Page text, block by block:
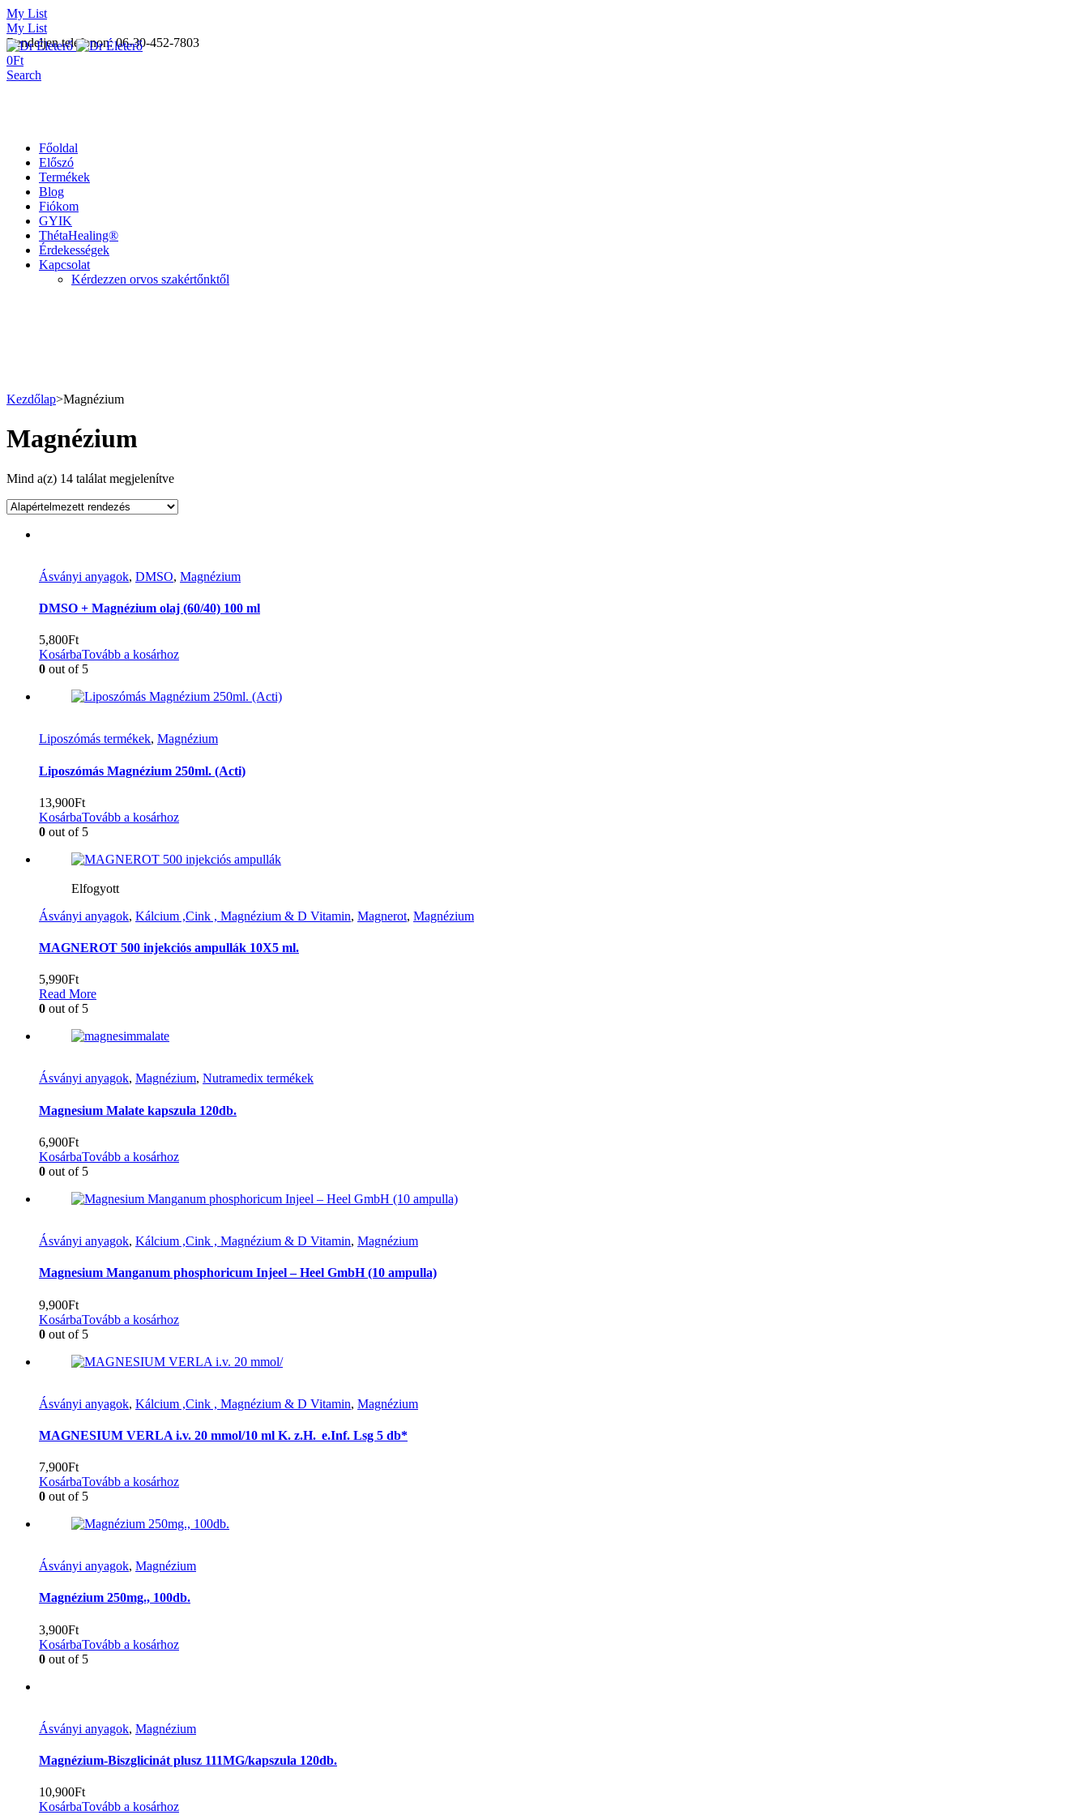
My List
My List
Rendeljen telefonon: 06-30-452-7803
0Ft
Search
Főoldal
Előszó
Termékek
Blog
Fiókom
GYIK
ThétaHealing®
Érdekességek
Kapcsolat
Kérdezzen orvos szakértőnktől
Kezdőlap>Magnézium
Magnézium
Mind a(z) 14 találat megjelenítve
Ásványi anyagok, DMSO, Magnézium
DMSO + Magnézium olaj (60/40) 100 ml
5,800Ft
KosárbaTovább a kosárhoz
0 out of 5
Liposzómás termékek, Magnézium
Liposzómás Magnézium 250ml. (Acti)
13,900Ft
KosárbaTovább a kosárhoz
0 out of 5
Elfogyott
Ásványi anyagok, Kálcium ,Cink , Magnézium & D Vitamin, Magnerot, Magnézium
MAGNEROT 500 injekciós ampullák 10X5 ml.
5,990Ft
Read More
0 out of 5
Ásványi anyagok, Magnézium, Nutramedix termékek
Magnesium Malate kapszula 120db.
6,900Ft
KosárbaTovább a kosárhoz
0 out of 5
Ásványi anyagok, Kálcium ,Cink , Magnézium & D Vitamin, Magnézium
Magnesium Manganum phosphoricum Injeel – Heel GmbH (10 ampulla)
9,900Ft
KosárbaTovább a kosárhoz
0 out of 5
Ásványi anyagok, Kálcium ,Cink , Magnézium & D Vitamin, Magnézium
MAGNESIUM VERLA i.v. 20 mmol/10 ml K. z.H. e.Inf. Lsg 5 db*
7,900Ft
KosárbaTovább a kosárhoz
0 out of 5
Ásványi anyagok, Magnézium
Magnézium 250mg., 100db.
3,900Ft
KosárbaTovább a kosárhoz
0 out of 5
Ásványi anyagok, Magnézium
Magnézium-Biszglicinát plusz 111MG/kapszula 120db.
10,900Ft
KosárbaTovább a kosárhoz